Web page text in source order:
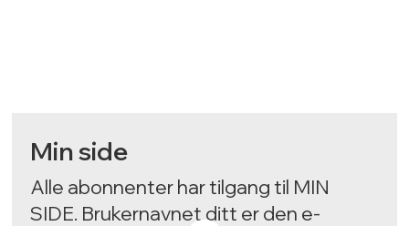
Min side
Alle abonnenter har tilgang til MIN
SIDE. Brukernavnet ditt er den e-